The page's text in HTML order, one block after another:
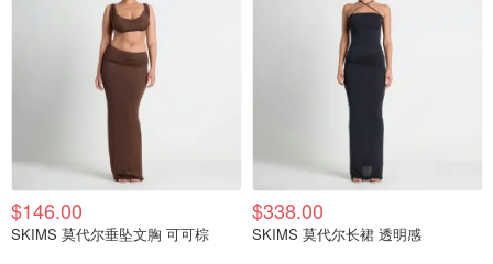
$146.00
SKIMS 莫代尔垂坠文胸 可可棕
$338.00
SKIMS 莫代尔长裙 透明感